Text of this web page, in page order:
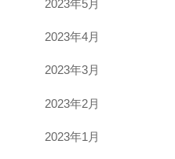
2023年5月
2023年4月
2023年3月
2023年2月
2023年1月